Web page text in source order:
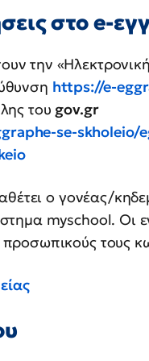
στο e-
την
https://e-
του gov.gr
se-skholeio/
ο γονέας/
myschool. Οι
τους